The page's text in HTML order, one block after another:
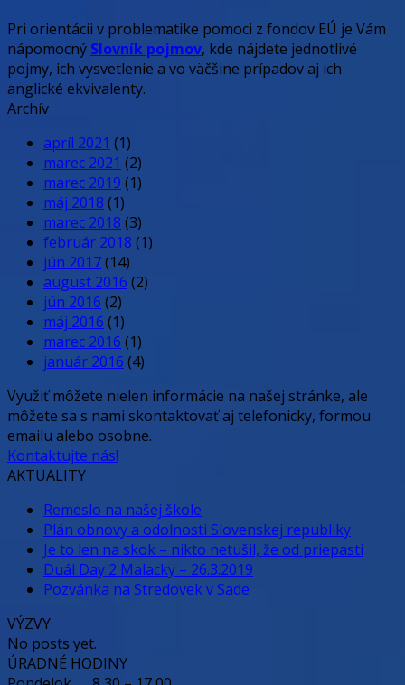
Pri orientácii v problematike pomoci z fondov EÚ je Vám
nápomocný Slovník pojmov, kde nájdete jednotlivé
pojmy, ich vysvetlenie a vo väčšine prípadov aj ich
anglické ekvivalenty.
Archív
apríl 2021 (1)
marec 2021 (2)
marec 2019 (1)
máj 2018 (1)
marec 2018 (3)
február 2018 (1)
jún 2017(14)
august 2016 (2)
jún 2016 (2)
máj 2016 (1)
marec 2016 (1)
január 2016 (4)
Využiť môžete nielen informácie na našej stránke, ale
môžete sa s nami skontaktovať aj telefonicky, formou
emailu alebo osobne.
Kontaktujte nás!
AKTUALITY
Remeslo na našej škole
Plán obnovy a odolnosti Slovenskej republiky
Je to len na skok – nikto netušil, že od priepasti
Duál Day 2 Malacky – 26.3.2019
Pozvánka na Stredovek v Sade
VÝZVY
No posts yet.
ÚRADNÉ HODINY